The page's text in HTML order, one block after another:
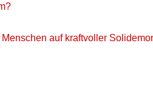
auf kraftvoller